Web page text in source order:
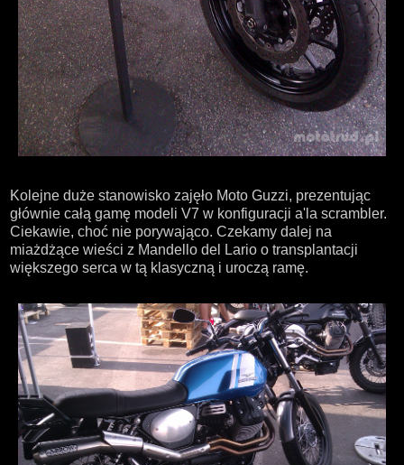
Kolejne duże stanowisko zajęło Moto Guzzi, prezentując
głównie całą gamę modeli V7 w konfiguracji a'la scrambler.
Ciekawie, choć nie porywająco. Czekamy dalej na
miażdżące wieści z Mandello del Lario o transplantacji
większego serca w tą klasyczną i uroczą ramę.